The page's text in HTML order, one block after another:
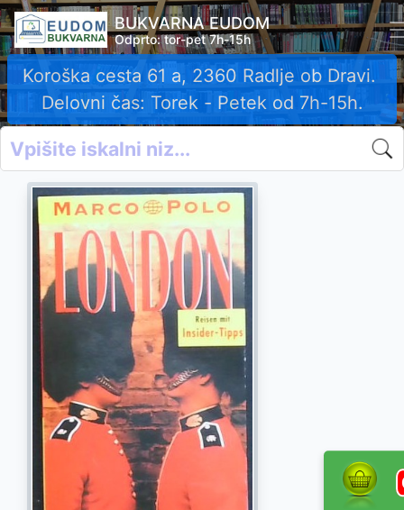
BUKVARNA EUDOM
Odprto: tor-pet 7h-15h
Koroška cesta 61 a, 2360 Radlje ob Dravi.
Delovni čas: Torek - Petek od 7h-15h.